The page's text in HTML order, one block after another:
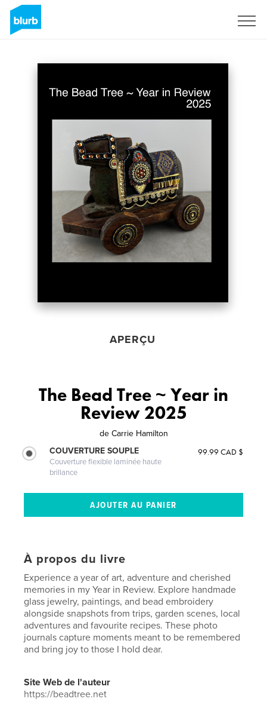
APERÇU
The Bead Tree ~ Year in
Review 2025
de Carrie Hamilton
COUVERTURE SOUPLE
Couverture flexible laminée haute
brillance
99.99 CAD $
À propos du livre
Experience a year of art, adventure and cherished
memories in my Year in Review. Explore handmade
glass jewelry, paintings, and bead embroidery
alongside snapshots from trips, garden scenes, local
adventures and favourite recipes. These photo
journals capture moments meant to be remembered
and bring joy to those I hold dear.
Site Web de l'auteur
https://beadtree.net